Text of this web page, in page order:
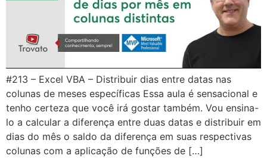
#213 – Excel VBA – Distribuir dias entre datas nas
colunas de meses específicas Essa aula é sensacional e
tenho certeza que você irá gostar também. Vou ensina-
lo a calcular a diferença entre duas datas e distribuir em
dias do mês o saldo da diferença em suas respectivas
colunas com a aplicação de funções de […]